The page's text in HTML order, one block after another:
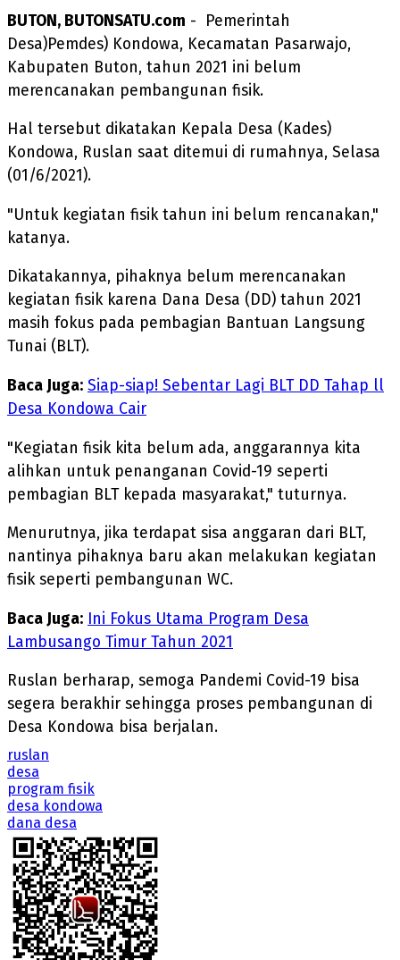
BUTON, BUTONSATU.com - Pemerintah
Desa)Pemdes) Kondowa, Kecamatan Pasarwajo,
Kabupaten Buton, tahun 2021 ini belum
merencanakan pembangunan fisik.
Hal tersebut dikatakan Kepala Desa (Kades)
Kondowa, Ruslan saat ditemui di rumahnya, Selasa
(01/6/2021).
"Untuk kegiatan fisik tahun ini belum rencanakan,"
katanya.
Dikatakannya, pihaknya belum merencanakan
kegiatan fisik karena Dana Desa (DD) tahun 2021
masih fokus pada pembagian Bantuan Langsung
Tunai (BLT).
Baca Juga: Siap-siap! Sebentar Lagi BLT DD Tahap ll
Desa Kondowa Cair
"Kegiatan fisik kita belum ada, anggarannya kita
alihkan untuk penanganan Covid-19 seperti
pembagian BLT kepada masyarakat," tuturnya.
Menurutnya, jika terdapat sisa anggaran dari BLT,
nantinya pihaknya baru akan melakukan kegiatan
fisik seperti pembangunan WC.
Baca Juga: Ini Fokus Utama Program Desa
Lambusango Timur Tahun 2021
Ruslan berharap, semoga Pandemi Covid-19 bisa
segera berakhir sehingga proses pembangunan di
Desa Kondowa bisa berjalan.
ruslan
desa
program fisik
desa kondowa
dana desa